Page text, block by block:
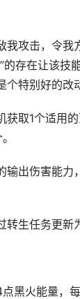
我攻击，令我
的存在让该技
特别好的改
获取1个适用
输出伤害能力
生任务更新
黑火能量，